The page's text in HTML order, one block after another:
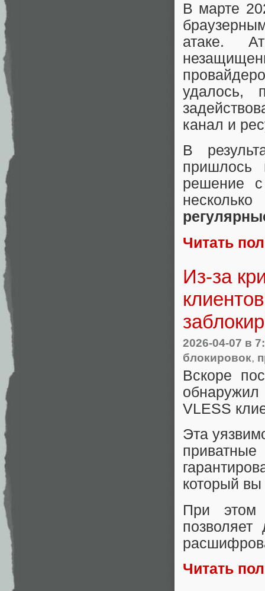
В марте
атаке.
удалось,
канал и
В
пришлось
решение
Читать
Из-за
2026-04-07 в
блокировок,
Вскоре
VLESS
Эта
который вы
При этом
Читать